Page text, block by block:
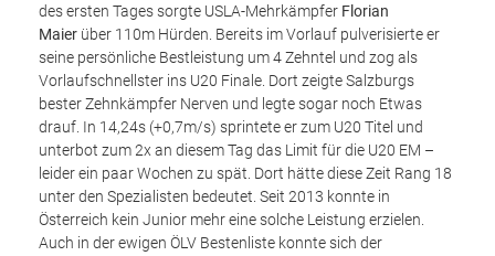
des ersten Tages sorgte USLA-Mehrkämpfer Florian
Maier über 110m Hürden. Bereits im Vorlauf pulverisierte er
seine persönliche Bestleistung um 4 Zehntel und zog als
Vorlaufschnellster ins U20 Finale. Dort zeigte Salzburgs
bester Zehnkämpfer Nerven und legte sogar noch Etwas
drauf. In 14,24s (+0,7m/s) sprintete er zum U20 Titel und
unterbot zum 2x an diesem Tag das Limit für die U20 EM –
leider ein paar Wochen zu spät. Dort hätte diese Zeit Rang 18
unter den Spezialisten bedeutet. Seit 2013 konnte in
Österreich kein Junior mehr eine solche Leistung erzielen.
Auch in der ewigen ÖLV Bestenliste konnte sich der